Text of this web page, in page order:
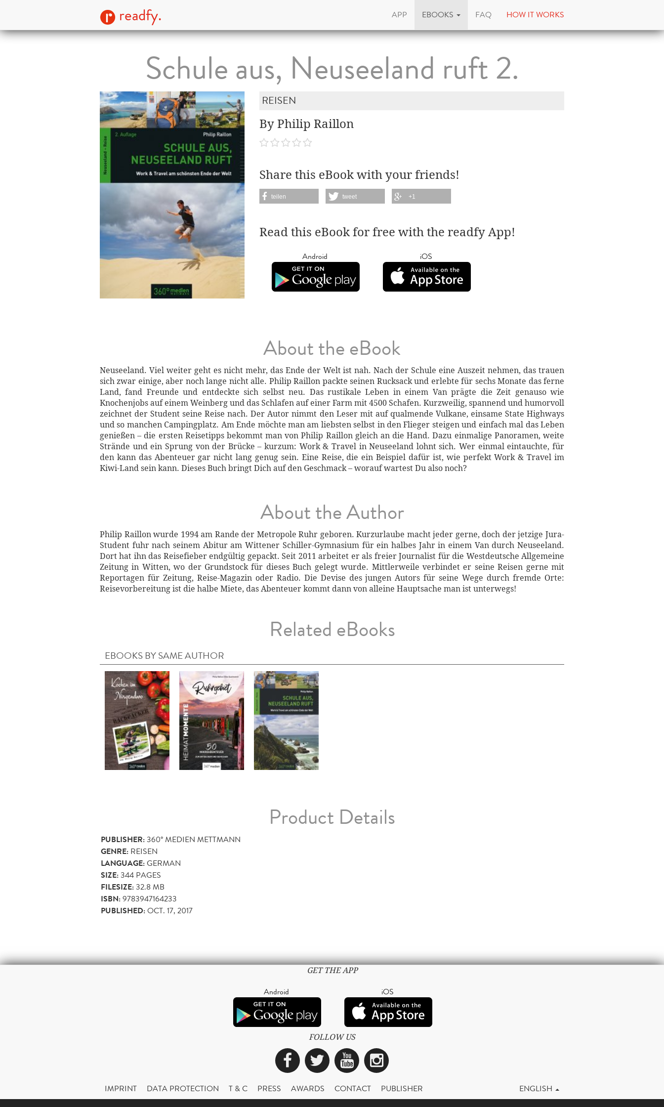
readfy. APP EBOOKS FAQ HOW IT WORKS
Schule aus, Neuseeland ruft 2.
REISEN
By Philip Raillon
Share this eBook with your friends!
teilen tweet +1
Read this eBook for free with the readfy App!
Android iOS
About the eBook
Neuseeland. Viel weiter geht es nicht mehr, das Ende der Welt ist nah. Nach der Schule eine Auszeit nehmen, das trauen
sich zwar einige, aber noch lange nicht alle. Philip Raillon packte seinen Rucksack und erlebte für sechs Monate das ferne
Land, fand Freunde und entdeckte sich selbst neu. Das rustikale Leben in einem Van prägte die Zeit genauso wie
Knochenjobs auf einem Weinberg und das Schlafen auf einer Farm mit 4500 Schafen. Kurzweilig, spannend und humorvoll
zeichnet der Student seine Reise nach. Der Autor nimmt den Leser mit auf qualmende Vulkane, einsame State Highways
und so manchen Campingplatz. Am Ende möchte man am liebsten selbst in den Flieger steigen und einfach mal das Leben
genießen – die ersten Reisetipps bekommt man von Philip Raillon gleich an die Hand. Dazu einmalige Panoramen, weite
Strände und ein Sprung von der Brücke – kurzum: Work & Travel in Neuseeland lohnt sich. Wer einmal eintauchte, für
den kann das Abenteuer gar nicht lang genug sein. Eine Reise, die ein Beispiel dafür ist, wie perfekt Work & Travel im
Kiwi-Land sein kann. Dieses Buch bringt Dich auf den Geschmack – worauf wartest Du also noch?
About the Author
Philip Raillon wurde 1994 am Rande der Metropole Ruhr geboren. Kurzurlaube macht jeder gerne, doch der jetzige Jura-
Student fuhr nach seinem Abitur am Wittener Schiller-Gymnasium für ein halbes Jahr in einem Van durch Neuseeland.
Dort hat ihn das Reisefieber endgültig gepackt. Seit 2011 arbeitet er als freier Journalist für die Westdeutsche Allgemeine
Zeitung in Witten, wo der Grundstock für dieses Buch gelegt wurde. Mittlerweile verbindet er seine Reisen gerne mit
Reportagen für Zeitung, Reise-Magazin oder Radio. Die Devise des jungen Autors für seine Wege durch fremde Orte:
Reisevorbereitung ist die halbe Miete, das Abenteuer kommt dann von alleine Hauptsache man ist unterwegs!
Related eBooks
EBOOKS BY SAME AUTHOR
Product Details
PUBLISHER:360° MEDIEN METTMANN
GENRE: REISEN
LANGUAGE:GERMAN
SIZE:344 PAGES
FILESIZE:32.8 MB
ISBN:9783947164233
PUBLISHED:OCT. 17, 2017
GET THE APP
Android iOS
FOLLOW US
Facebook
TwitterYouTubeInstagram
IMPRINT DATA PROTECTION T & C PRESS AWARDS CONTACT PUBLISHER ENGLISH